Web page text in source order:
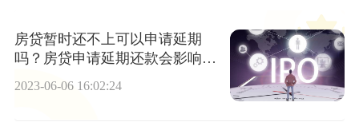
房贷暂时还不上可以申请延期
吗？房贷申请延期还款会影响征
信吗？ 焦点消息
2023-06-06 16:02:24